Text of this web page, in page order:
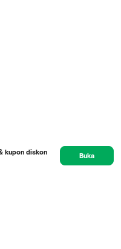
kupon diskon
Buka